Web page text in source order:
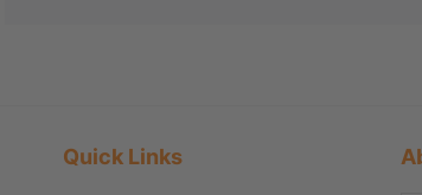
Quick Links